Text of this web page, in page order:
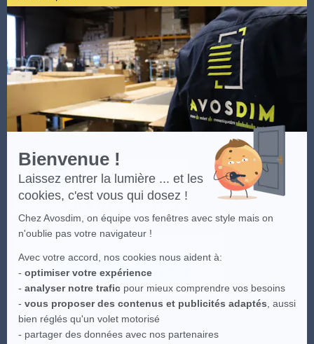
En
savoir
plus
sur
Axeptio
Bienvenue !
Laissez entrer la lumière ... et les
cookies, c'est vous qui dosez !
Chez Avosdim, on équipe vos fenêtres avec style mais on
n'oublie pas votre navigateur !
Avec votre accord, nos cookies nous aident à:
- optimiser votre expérience
- analyser notre trafic pour mieux comprendre vos besoins
- vous proposer des contenus et publicités adaptés , aussi
bien réglés qu'un volet motorisé
- partager des données avec nos partenaires
Plus d'infos cliquezici..
Les visuels du site sont la propriété intellectuelle d'Avosdim, toute
reproduction partielle ou totale est interdite.